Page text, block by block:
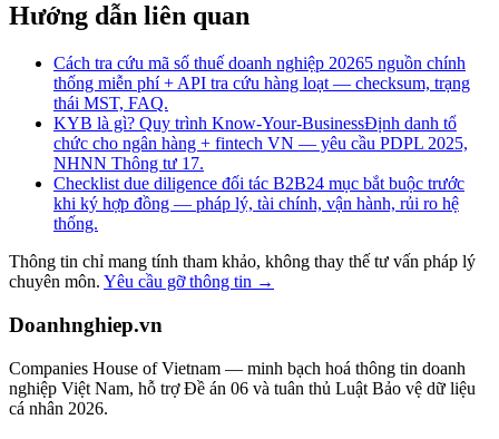
Hướng dẫn liên quan
Cách tra cứu mã số thuế doanh nghiệp 20265 nguồn chính
thống miễn phí + API tra cứu hàng loạt — checksum, trạng
thái MST, FAQ.
KYB là gì? Quy trình Know-Your-BusinessĐịnh danh tổ
chức cho ngân hàng + fintech VN — yêu cầu PDPL 2025,
NHNN Thông tư 17.
Checklist due diligence đối tác B2B24 mục bắt buộc trước
khi ký hợp đồng — pháp lý, tài chính, vận hành, rủi ro hệ
thống.
Thông tin chỉ mang tính tham khảo, không thay thế tư vấn pháp lý
chuyên môn. Yêu cầu gỡ thông tin →
Doanhnghiep.vn
Companies House of Vietnam — minh bạch hoá thông tin doanh
nghiệp Việt Nam, hỗ trợ Đề án 06 và tuân thủ Luật Bảo vệ dữ liệu
cá nhân 2026.